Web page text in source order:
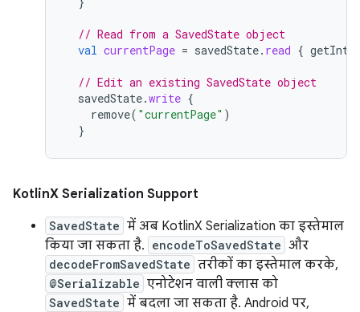
// Read from a SavedState object
val currentPage = savedState. read { getInt
// Edit an existing SavedState object
savedState.write {
remove( "currentPage" )
}
KotlinX Serialization Support
SavedState में अब KotlinX Serialization का इस्तेमाल
किया जा सकता है. encodeToSavedState और
decodeFromSavedState तरीकों का इस्तेमाल करके,
@Serializable एनोटेशन वाली क्लास को
SavedState में बदला जा सकता है. Android पर,